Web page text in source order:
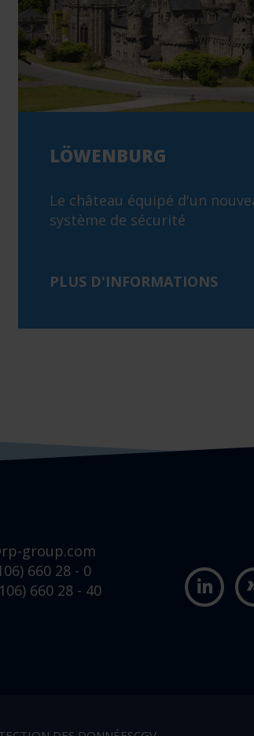
LÖWENBURG
Le château équipé d'un
système de sécurité
PLUS D'INFORMATIONS
group.com
660 28 - 0
660 28 - 40